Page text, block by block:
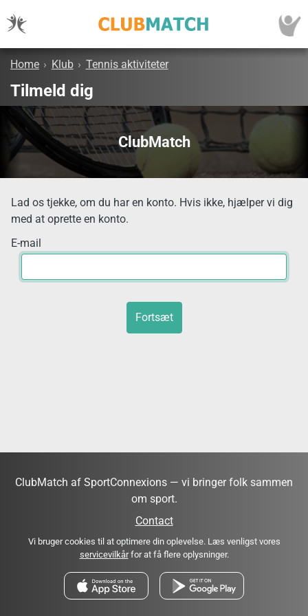
Home › Klub › Tennis aktiviteter
Tilmeld dig
ClubMatch
Lad os tjekke, om du har en konto. Hvis ikke, hjælper vi dig
med at oprette en konto.
E-mail
Fortsæt
ClubMatch af SportConnexions — vi bringer folk sammen
om sport.
Contact
Vi bruger cookies til at optimere din oplevelse. Læs venligst vores
servicevilkårfor at få flere oplysninger.